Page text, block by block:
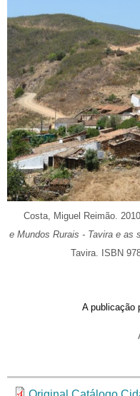
Costa, Miguel Reimão.
e Mundos Rurais - Tavira e as
Tavira. ISBN
A publicação